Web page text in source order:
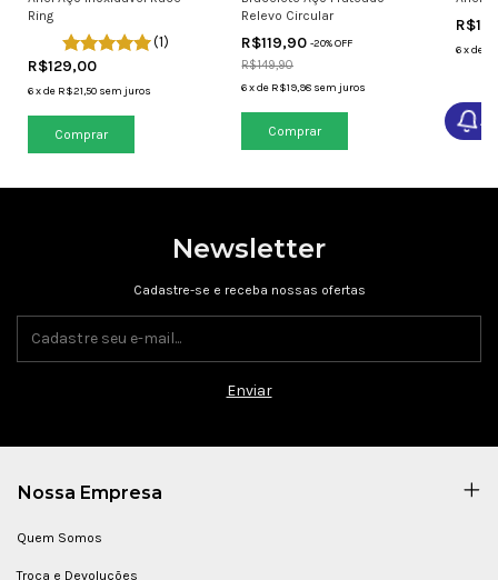
Ring
(1)
R$129,00
6xde R$21,50 sem juros
Comprar
Relevo Circular
R$119,90-20% OFF
R$149,90
6 xde R$19,98 sem juros
6xde
Newsletter
Cadastre-se e receba nossas ofertas
Nossa Empresa
Quem Somos
Troca e Devoluções